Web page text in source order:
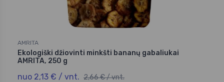
AMRITA
Ekologiški džiovinti minkšti bananų gabaliukai
AMRITA, 250 g
nuo 2,13 € / vnt. 2,66 € / vnt.